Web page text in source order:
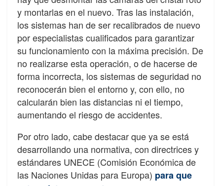
y montarlas en el nuevo. Tras las instalación,
los sistemas han de ser recalibrados de nuevo
por especialistas cualificados para garantizar
su funcionamiento con la máxima precisión. De
no realizarse esta operación, o de hacerse de
forma incorrecta, los sistemas de seguridad no
reconocerán bien el entorno y, con ello, no
calcularán bien las distancias ni el tiempo,
aumentando el riesgo de accidentes.
Por otro lado, cabe destacar que ya se está
desarrollando una normativa, con directrices y
estándares UNECE (Comisión Económica de
las Naciones Unidas para Europa) para que